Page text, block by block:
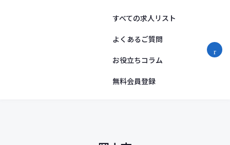
すべての求人リスト
よくあるご質問
お役立ちコラム
無料会員登録